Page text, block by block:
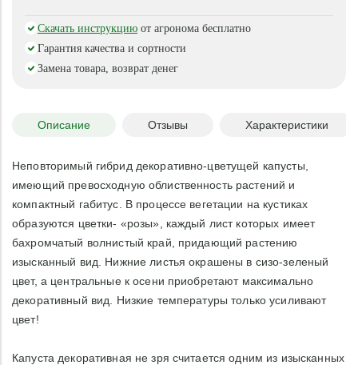
Скачать инструкцию от агронома бесплатно
Гарантия качества и сортности
Замена товара, возврат денег
Описание Отзывы Характеристики
Неповторимый гибрид декоративно-цветущей капусты,
имеющий превосходную облиственность растений и
компактный габитус. В процессе вегетации на кустиках
образуются цветки- «розы», каждый лист которых имеет
бахромчатый волнистый край, придающий растению
изысканный вид. Нижние листья окрашены в сизо-зеленый
цвет, а центральные к осени приобретают максимально
декоративный вид. Низкие температуры только усиливают
цвет!
Капуста декоративная не зря считается одним из изысканных